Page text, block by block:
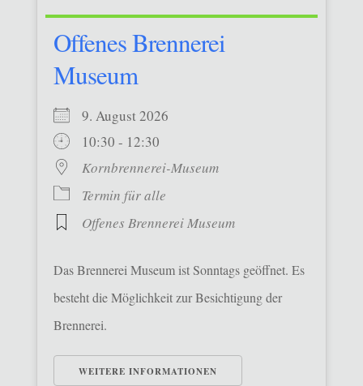
Offenes Brennerei
Museum
9. August 2026
10:30 - 12:30
Kornbrennerei-Museum
Termin für alle
Offenes Brennerei Museum
Das Brennerei Museum ist Sonntags geöffnet. Es
besteht die Möglichkeit zur Besichtigung der
Brennerei.
WEITERE INFORMATIONEN